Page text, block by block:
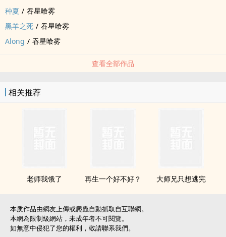
种夏 / 吞星喰雾
黑羊之死 / 吞星喰雾
Along / 吞星喰雾
查看全部作品
相关推荐
老师我饿了 再生一个好不好？ 大师兄只想逃完
本质作品由網友上傳或爬蟲自動抓取自互聯網。
本網為限制級網站，未成年者不可閱覽。
如無意中侵犯了您的權利，敬請聯系我們。